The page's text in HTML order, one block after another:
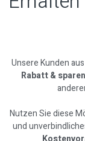
Unsere Kunden
Rabatt &
Nutzen Sie diese
und